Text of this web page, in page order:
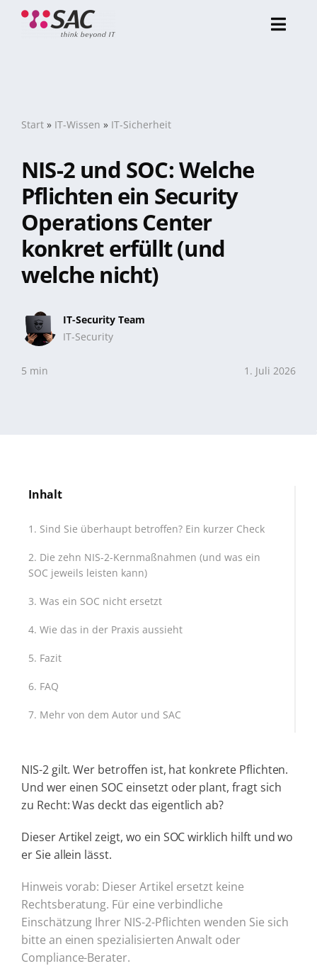
Zum
Inhalt
Referenzen
Portfolio
Karriere
Start» IT-Wissen » IT-Sicherheit
NIS-2 und SOC: Welche
Pflichten ein Security
Operations Center
konkret erfüllt (und
welche nicht)
IT-Security Team
IT-Security
5 min 1. Juli 2026
Inhalt
Sind Sie überhaupt betroffen? Ein kurzer Check
Die zehn NIS-2-Kernmaßnahmen (und was ein
SOC jeweils leisten kann)
Was ein SOC nicht ersetzt
Wie das in der Praxis aussieht
Fazit
FAQ
Mehr von dem Autor und SAC
NIS-2 gilt. Wer betroffen ist, hat konkrete Pflichten.
Und wer einen SOC einsetzt oder plant, fragt sich
zu Recht: Was deckt das eigentlich ab?
Dieser Artikel zeigt, wo ein SOC wirklich hilft und wo
er Sie allein lässt.
Hinweis vorab: Dieser Artikel ersetzt keine
Rechtsberatung. Für eine verbindliche
Einschätzung Ihrer NIS-2-Pflichten wenden Sie sich
bitte an einen spezialisierten Anwalt oder
Compliance-Berater.